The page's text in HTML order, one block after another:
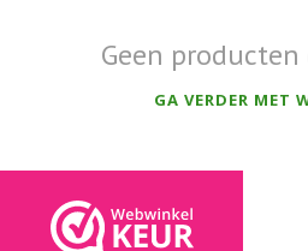
Geen
GA VERDER MET